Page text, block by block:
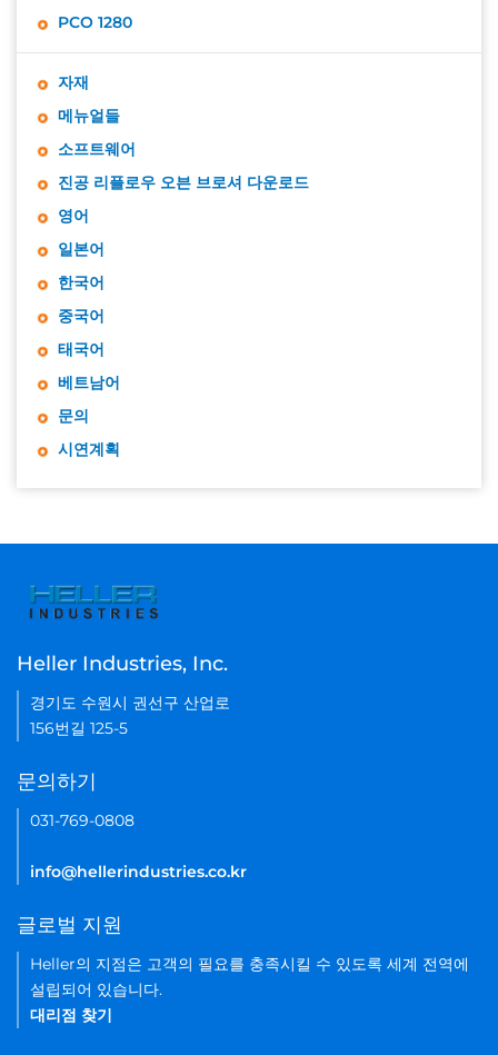
PCO 1280
자재
메뉴얼들
소프트웨어
진공 리플로우 오븐 브로셔 다운로드
영어
일본어
한국어
중국어
태국어
베트남어
문의
시연계획
Heller Industries, Inc.
경기도 수원시 권선구 산업로
156번길 125-5
문의하기
031-769-0808
info@hellerindustries.co.kr
글로벌 지원
Heller의 지점은 고객의 필요를 충족시킬 수 있도록 세계 전역에
설립되어 있습니다.
대리점 찾기